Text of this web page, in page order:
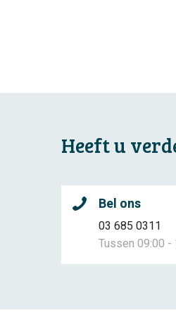
Heeft u
Bel ons
03 685 0311
Tussen 09:00 -